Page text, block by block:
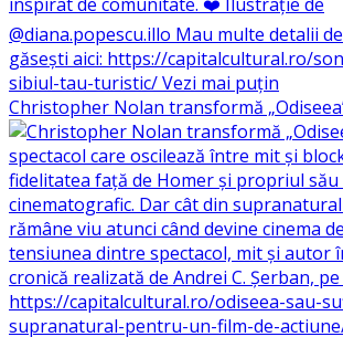
Christopher Nolan transformă